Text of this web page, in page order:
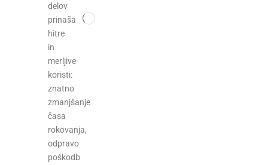
delov
prinaša
hitre
in
merljive
koristi:
znatno
zmanjšanje
časa
rokovanja,
odpravo
poškodb